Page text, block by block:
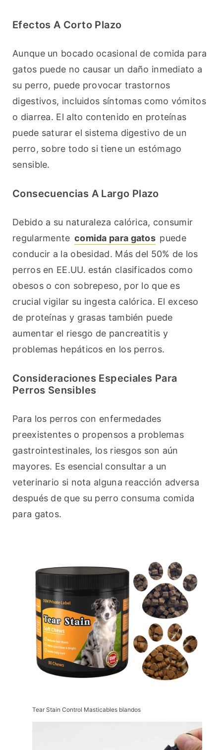
Efectos A Corto Plazo
Aunque un bocado ocasional de comida para
gatos puede no causar un daño inmediato a
su perro, puede provocar trastornos
digestivos, incluidos síntomas como vómitos
o diarrea. El alto contenido en proteínas
puede saturar el sistema digestivo de un
perro, sobre todo si tiene un estómago
sensible.
Consecuencias A Largo Plazo
Debido a su naturaleza calórica, consumir
regularmente comida para gatos puede
conducir a la obesidad. Más del 50% de los
perros en EE.UU. están clasificados como
obesos o con sobrepeso, por lo que es
crucial vigilar su ingesta calórica. El exceso
de proteínas y grasas también puede
aumentar el riesgo de pancreatitis y
problemas hepáticos en los perros.
Consideraciones Especiales Para
Perros Sensibles
Para los perros con enfermedades
preexistentes o propensos a problemas
gastrointestinales, los riesgos son aún
mayores. Es esencial consultar a un
veterinario si nota alguna reacción adversa
después de que su perro consuma comida
para gatos.
Tear Stain Control Masticables blandos